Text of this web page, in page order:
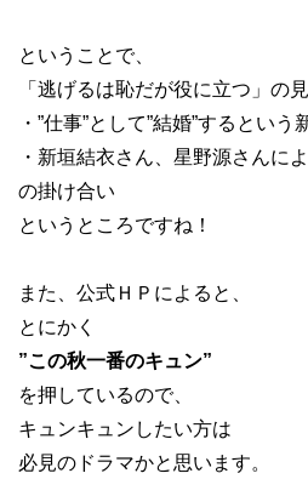
ということで、
「逃げるは恥だが役に立つ」の見
・”仕事”として”結婚”するという
・新垣結衣さん、星野源さんに
の掛け合い
というところですね！
また、公式ＨＰによると、
とにかく
”この秋一番のキュン”
を押しているので、
キュンキュンしたい方は
必見のドラマかと思います。